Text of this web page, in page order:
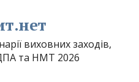
виховних заходів,
та НМТ 2026